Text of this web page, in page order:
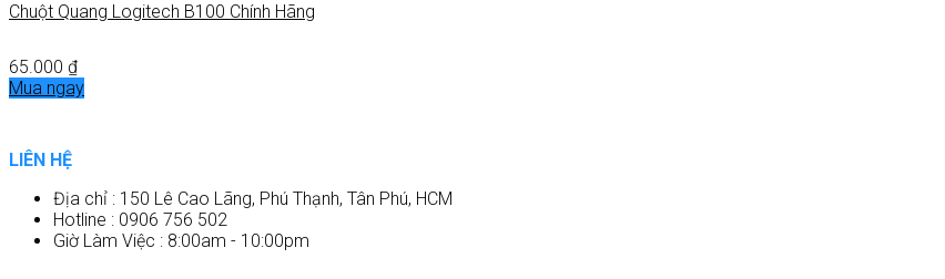
Chuột Quang Logitech B100 Chính Hãng
65.000 ₫
Mua ngay
LIÊN HỆ
Địa chỉ : 150 Lê Cao Lãng, Phú Thạnh, Tân Phú, HCM
Hotline : 0906 756 502
Giờ Làm Việc : 8:00am - 10:00pm